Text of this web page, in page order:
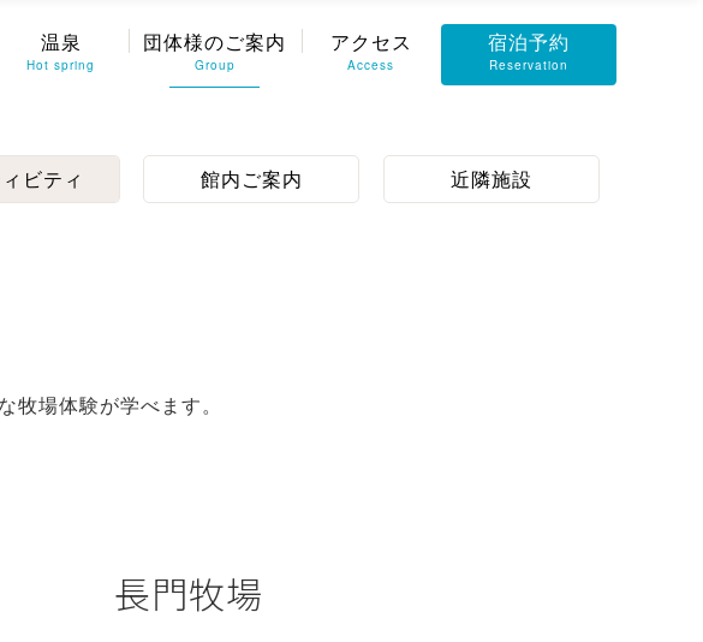
温泉
Hot spring
団体様のご案内
Group
アクセス
Access
宿泊予約
Reservation
ビティ 館内ご案内 近隣施設
場体験が学べます。
長門牧場